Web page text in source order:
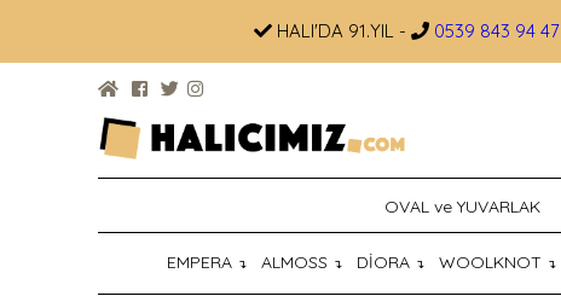
HALI'DA 91.YIL - 0539 843 94 47
OVAL ve YUVARLAK
EMPERA ↴ ALMOSS ↴ DİORA ↴ WOOLKNOT ↴